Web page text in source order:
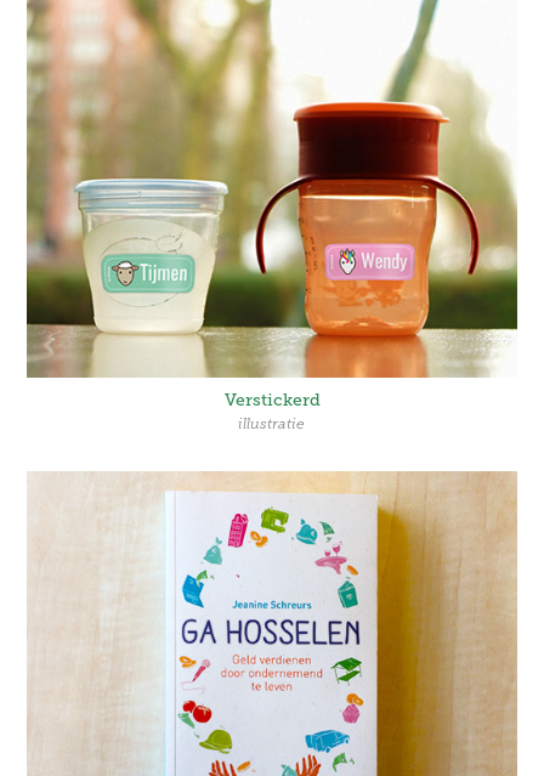
Verstickerd
illustratie